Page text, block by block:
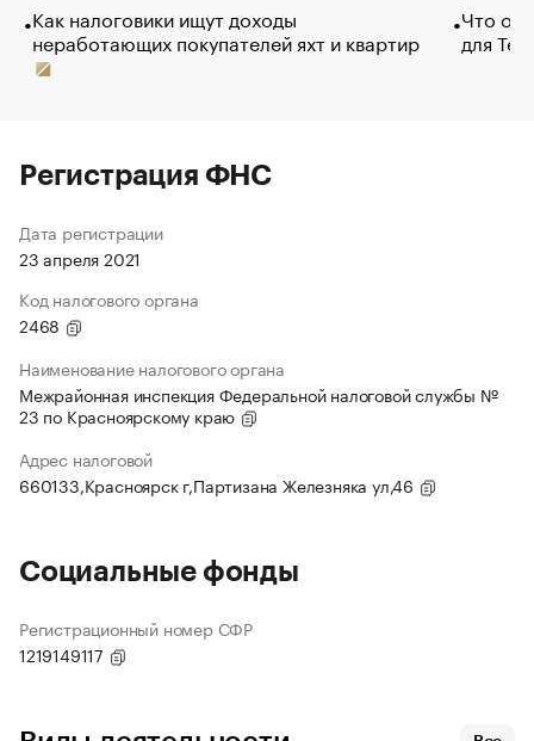
Как налоговики ищут доходы
неработающих покупателей яхт и квартир
Что
для
Регистрация ФНС
Дата регистрации
23 апреля 2021
Код налогового органа
2468
Наименование налогового органа
Межрайонная инспекция Федеральной налоговой службы №
23 по Красноярскому краю
Адрес налоговой
660133,Красноярск г,Партизана Железняка ул,46
Социальные фонды
Регистрационный номер СФР
1219149117